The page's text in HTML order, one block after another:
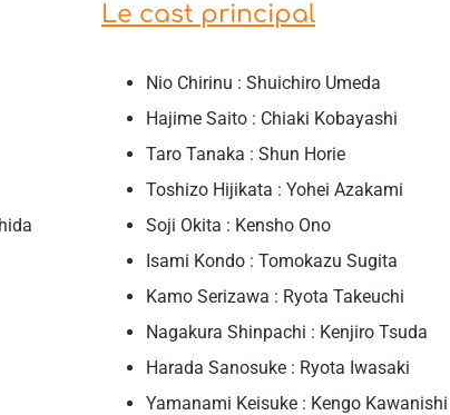
Le cast principal
Nio Chirinu : Shuichiro Umeda
Hajime Saito : Chiaki Kobayashi
Taro Tanaka : Shun Horie
Toshizo Hijikata : Yohei Azakami
Soji Okita : Kensho Ono
Isami Kondo : Tomokazu Sugita
Kamo Serizawa : Ryota Takeuchi
Nagakura Shinpachi : Kenjiro Tsuda
Harada Sanosuke : Ryota Iwasaki
Yamanami Keisuke : Kengo Kawanishi